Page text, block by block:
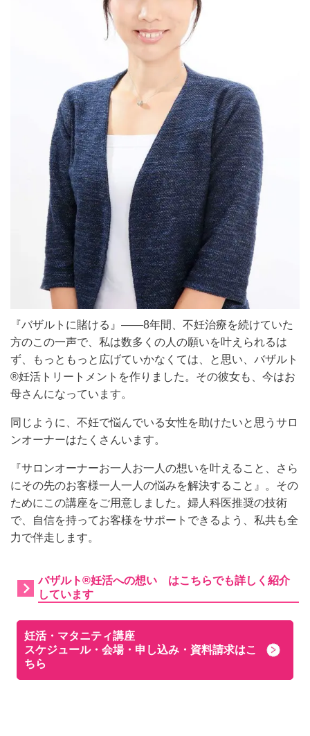
『バザルトに賭ける』——8年間、不妊治療を続けていた
方のこの一声で、私は数多くの人の願いを叶えられるは
ず、もっともっと広げていかなくては、と思い、バザルト
®妊活トリートメントを作りました。その彼女も、今はお
母さんになっています。
同じように、不妊で悩んでいる女性を助けたいと思うサロ
ンオーナーはたくさんいます。
『サロンオーナーお一人お一人の想いを叶えること、さら
にその先のお客様一人一人の悩みを解決すること』。その
ためにこの講座をご用意しました。婦人科医推奨の技術
で、自信を持ってお客様をサポートできるよう、私共も全
力で伴走します。
バザルト®妊活への想い はこちらでも詳しく紹介
しています
妊活・マタニティ講座
スケジュール・会場・申し込み・資料請求はこ
ちら